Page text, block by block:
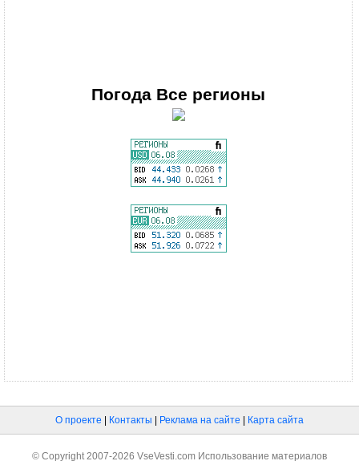
Погода Все регионы
О проекте Контакты Реклама на сайте Карта сайта
© Copyright 2007-2026 VseVesti.com Использование материалов